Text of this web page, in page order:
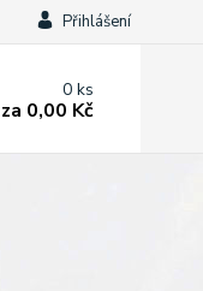
Přihlášení
0ks
za 0,00 Kč